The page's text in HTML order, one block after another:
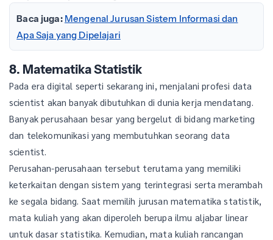
Baca juga: Mengenal Jurusan Sistem Informasi dan
Apa Saja yang Dipelajari
8. Matematika Statistik
Pada era digital seperti sekarang ini, menjalani profesi data
scientist akan banyak dibutuhkan di dunia kerja mendatang.
Banyak perusahaan besar yang bergelut di bidang marketing
dan telekomunikasi yang membutuhkan seorang data
scientist.
Perusahan-perusahaan tersebut terutama yang memiliki
keterkaitan dengan sistem yang terintegrasi serta merambah
ke segala bidang. Saat memilih jurusan matematika statistik,
mata kuliah yang akan diperoleh berupa ilmu aljabar linear
untuk dasar statistika. Kemudian, mata kuliah rancangan